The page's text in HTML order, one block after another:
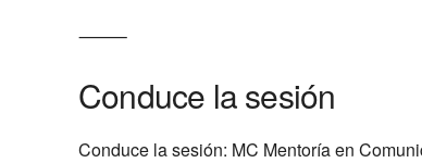
⸻
Conduce la sesión
Conduce la sesión: MC Mentoría en